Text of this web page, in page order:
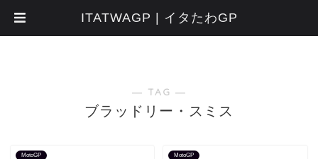
― TAG ―
ブラッドリー・スミス
MotoGP MotoGP
ITATWAGP | イタたわGP